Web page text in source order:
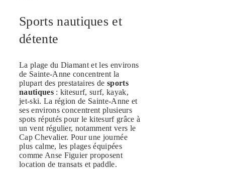
Sports nautiques et
détente
La plage du Diamant et les environs
de Sainte-Anne concentrent la
plupart des prestataires de sports
nautiques: kitesurf, surf, kayak,
jet-ski. La région de Sainte-Anne et
ses environs concentrent plusieurs
spots réputés pour le kitesurf grâce à
un vent régulier, notamment vers le
Cap Chevalier. Pour une journée
plus calme, les plages équipées
comme Anse Figuier proposent
location de transats et paddle.